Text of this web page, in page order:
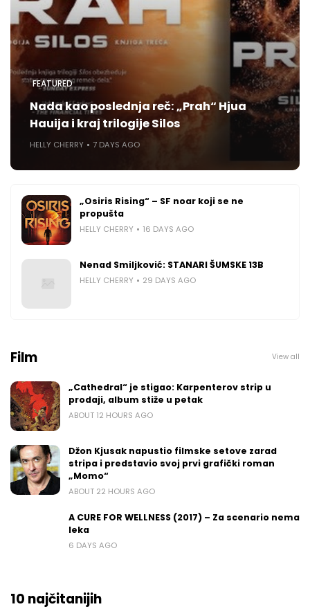
FEATURED
Nada kao poslednja reč: „Prah“ Hjua
Hauija i kraj trilogije Silos
HELLY CHERRY 7 DAYS AGO
„Osiris Rising“ – SF noar koji se ne
propušta
HELLY CHERRY 16 DAYS AGO
Nenad Smiljković: STANARI ŠUMSKE 13B
HELLY CHERRY 29 DAYS AGO
Film View all
„Cathedral“ je stigao: Karpenterov strip u
prodaji, album stiže u petak
ABOUT 12 HOURS AGO
Džon Kjusak napustio filmske setove zarad
stripa i predstavio svoj prvi grafički roman
„Momo“
ABOUT 22 HOURS AGO
A CURE FOR WELLNESS (2017) – Za scenario nema
leka
6 DAYS AGO
10 najčitanijih